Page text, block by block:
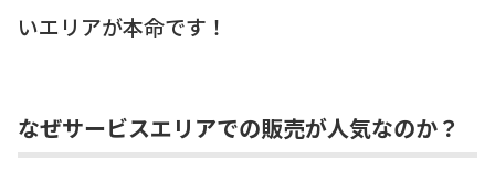
いエリアが本命です！
なぜサービスエリアでの販売が人気なのか？